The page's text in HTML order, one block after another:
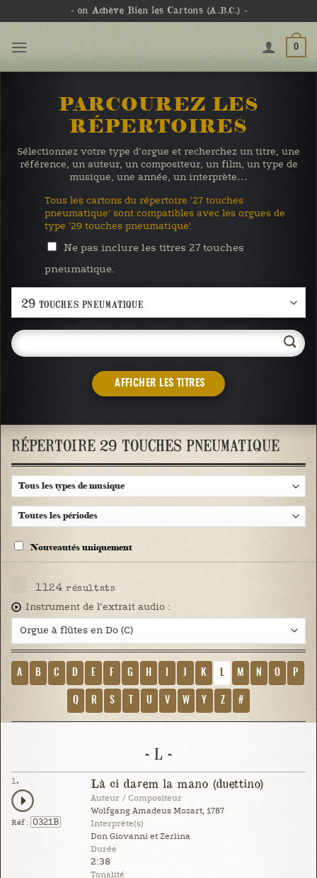
- on Achève Bien les Cartons (A.B.C.) -
0
PARCOUREZ LES
RÉPERTOIRES
Sélectionnez votre type d’orgue et recherchez un titre, une
référence, un auteur, un compositeur, un film, un type de
musique, une année, un interprète…
Tous les cartons du répertoire '27 touches
pneumatique' sont compatibles avec les orgues de
type '29 touches pneumatique'.
Ne pas inclure les titres 27 touches
pneumatique.
AFFICHER LES TITRES
RÉPERTOIRE 29 TOUCHES PNEUMATIQUE
Nouveautés uniquement
1124 résultats
Instrument de l’extrait audio :
A B C D E F G H J K M N O P
Q R S U V W Y Z #
- L -
1.
Réf : 0321B
Là ci darem la mano (duettino)
Auteur / Compositeur
Wolfgang Amadeus Mozart, 1787
Interprète(s)
Don Giovanni et Zerlina
Durée
2:38
Tonalité